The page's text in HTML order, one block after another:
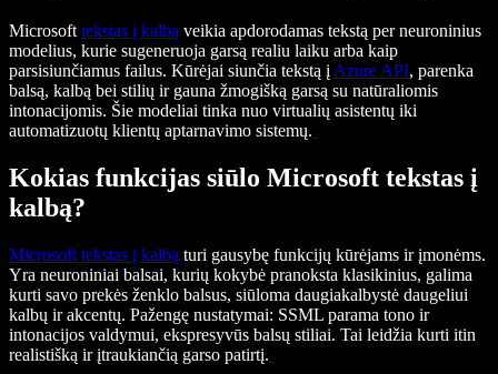
Microsoft tekstas į kalbą veikia apdorodamas tekstą per neuroninius
modelius, kurie sugeneruoja garsą realiu laiku arba kaip
parsisiunčiamus failus. Kūrėjai siunčia tekstą į Azure API, parenka
balsą, kalbą bei stilių ir gauna žmogišką garsą su natūraliomis
intonacijomis. Šie modeliai tinka nuo virtualių asistentų iki
automatizuotų klientų aptarnavimo sistemų.
Kokias funkcijas siūlo Microsoft tekstas į
kalbą?
Microsoft tekstas į kalbą turi gausybę funkcijų kūrėjams ir įmonėms.
Yra neuroniniai balsai, kurių kokybė pranoksta klasikinius, galima
kurti savo prekės ženklo balsus, siūloma daugiakalbystė daugeliui
kalbų ir akcentų. Pažengę nustatymai: SSML parama tono ir
intonacijos valdymui, ekspresyvūs balsų stiliai. Tai leidžia kurti itin
realistišką ir įtraukiančią garso patirtį.